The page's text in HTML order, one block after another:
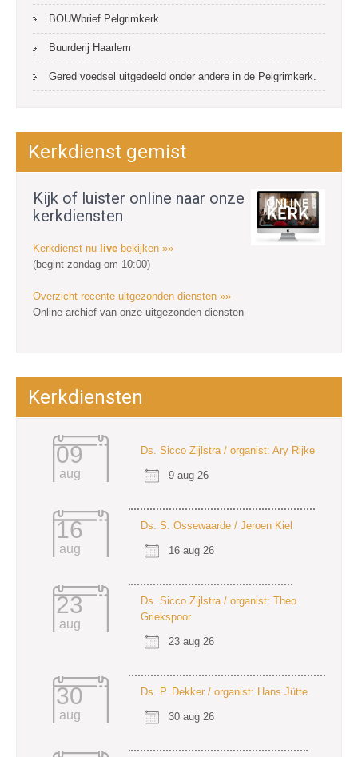
BOUWbrief Pelgrimkerk
Buurderij Haarlem
Gered voedsel uitgedeeld onder andere in de Pelgrimkerk.
Kerkdienst gemist
Kijk of luister online naar onze
kerkdiensten
Kerkdienst nu live bekijken »»
(begint zondag om 10:00)
Overzicht recente uitgezonden diensten »»
Online archief van onze uitgezonden diensten
Kerkdiensten
09
aug
Ds. Sicco Zijlstra / organist: Ary Rijke
9 aug 26
16
aug
Ds. S. Ossewaarde / Jeroen Kiel
16 aug 26
23
aug
Ds. Sicco Zijlstra / organist: Theo
Griekspoor
23 aug 26
30
aug
Ds. P. Dekker / organist: Hans Jütte
30 aug 26